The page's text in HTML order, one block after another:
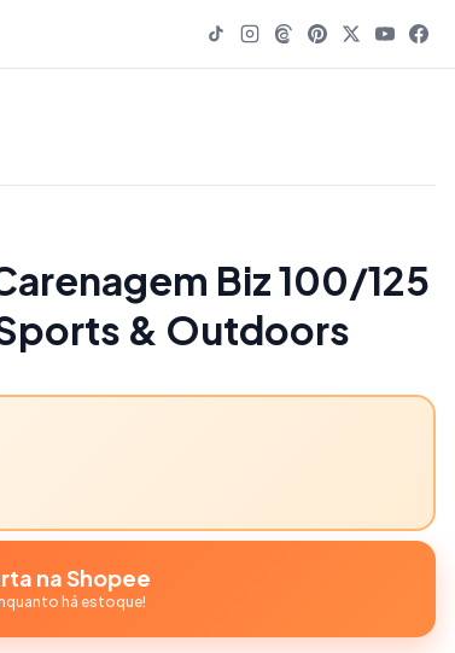
Biz 100/125
& Outdoors
na Shopee
há estoque!